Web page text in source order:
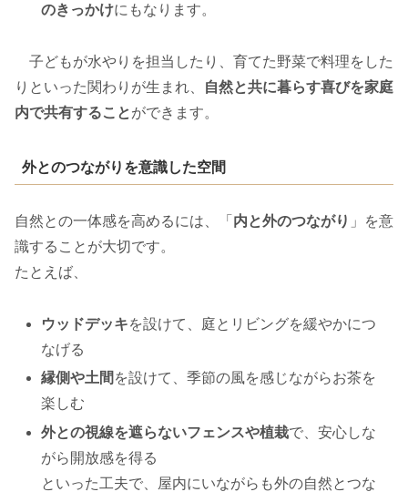
のきっかけにもなります。
子どもが水やりを担当したり、育てた野菜で料理をした
りといった関わりが生まれ、
自然と共に暮らす喜びを家庭
内で共有することができます。
外とのつながりを意識した空間
自然との一体感を高めるには、「 内と外のつながり 」を意
識することが大切です。
たとえば、
ウッドデッキを設けて、庭とリビングを緩やかにつ
なげる
縁側や土間 を設けて、季節の風を感じながらお茶を
楽しむ
外との視線を遮らないフェンスや植栽で、安心しな
がら開放感を得る
といった工夫で、屋内にいながらも外の自然とつな